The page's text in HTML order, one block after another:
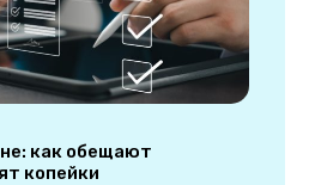
как обещают
копейки